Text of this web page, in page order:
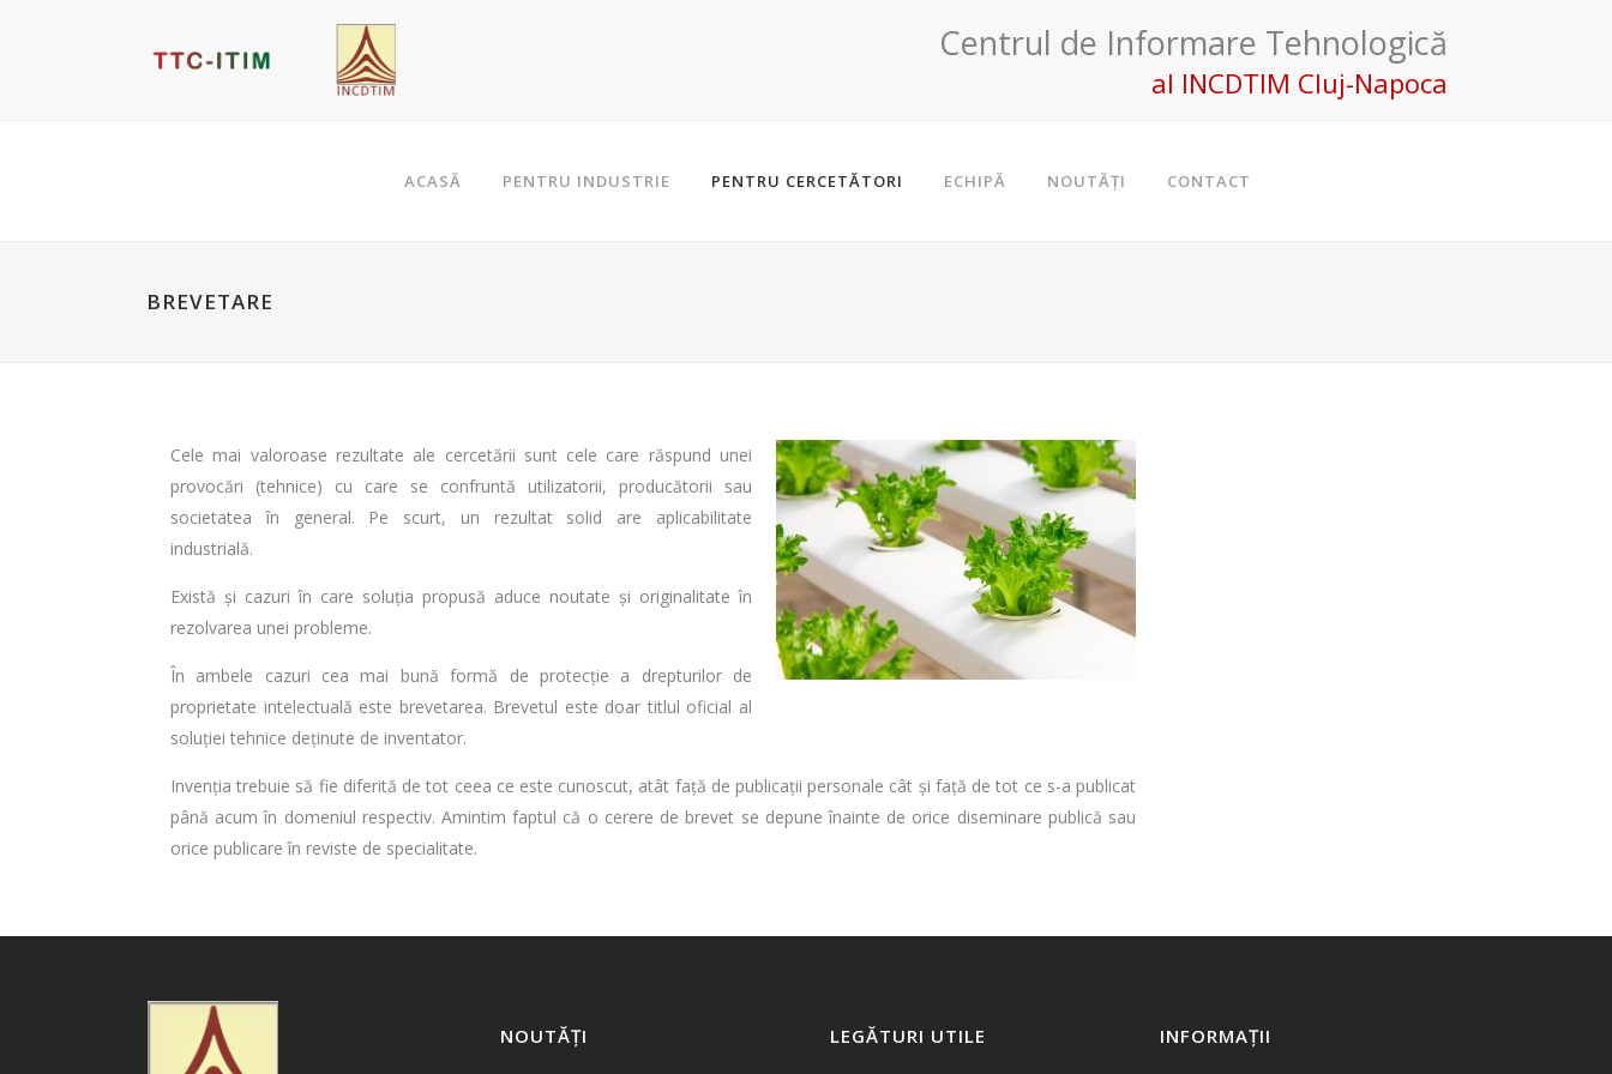
Centrul de Informare Tehnologică
al INCDTIM Cluj-Napoca
ACASĂ PENTRU INDUSTRIE PENTRU CERCETĂTORI ECHIPĂ NOUTĂȚI CONTACT
BREVETARE
Cele mai valoroase rezultate ale cercetării sunt cele care răspund unei
provocări (tehnice) cu care se confruntă utilizatorii, producătorii sau
societatea în general. Pe scurt, un rezultat solid are aplicabilitate
industrială.
Există și cazuri în care soluția propusă aduce noutate și originalitate în
rezolvarea unei probleme.
În ambele cazuri cea mai bună formă de protecție a drepturilor de
proprietate intelectuală este brevetarea. Brevetul este doar titlul oficial al
soluției tehnice deținute de inventator.
Invenția trebuie să fie diferită de tot ceea ce este cunoscut, atât față de publicații personale cât și față de tot ce s-a publicat
până acum în domeniul respectiv. Amintim faptul că o cerere de brevet se depune înainte de orice diseminare publică sau
orice publicare în reviste de specialitate.
NOUTĂȚI LEGĂTURI UTILE INFORMAȚII